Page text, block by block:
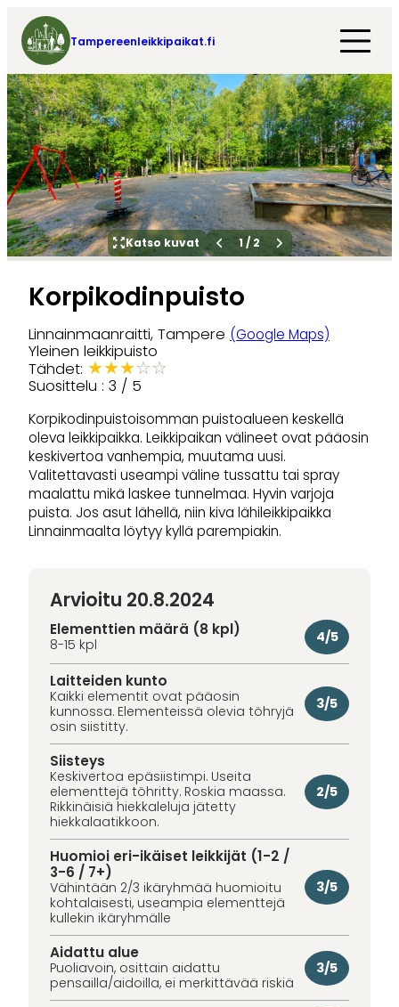
Tampereenleikkipaikat.fi
Katso kuvat 1/ 2
Korpikodinpuisto
Linnainmaanraitti, Tampere (Google Maps)
Yleinen leikkipuisto
Tähdet: ★★★☆☆
Suosittelu : 3 / 5
Korpikodinpuistoisomman puistoalueen keskellä
oleva leikkipaikka. Leikkipaikan välineet ovat pääosin
keskivertoa vanhempia, muutama uusi.
Valitettavasti useampi väline tussattu tai spray
maalattu mikä laskee tunnelmaa. Hyvin varjoja
puista. Jos asut lähellä, niin kiva lähileikkipaikka
Linnainmaalta löytyy kyllä parempiakin.
Arvioitu 20.8.2024
Elementtien määrä (8 kpl)
8-15 kpl 4/5
Laitteiden kunto
Kaikki elementit ovat pääosin
kunnossa. Elementeissä olevia töhryjä
osin siistitty.
3/5
Siisteys
Keskivertoa epäsiistimpi. Useita
elementtejä töhritty. Roskia maassa.
Rikkinäisiä hiekkaleluja jätetty
hiekkalaatikkoon.
2/5
Huomioi eri-ikäiset leikkijät (1-2 /
3-6 / 7+)
Vähintään 2/3 ikäryhmää huomioitu
kohtalaisesti, useampia elementtejä
kullekin ikäryhmälle
3/5
Aidattu alue
Puoliavoin, osittain aidattu
pensailla/aidoilla, ei merkittävää riskiä
3/5